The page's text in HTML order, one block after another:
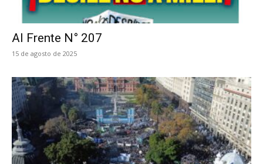
Al Frente N° 207
15 de agosto de 2025